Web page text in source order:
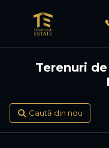
Terenuri
Caută din nou